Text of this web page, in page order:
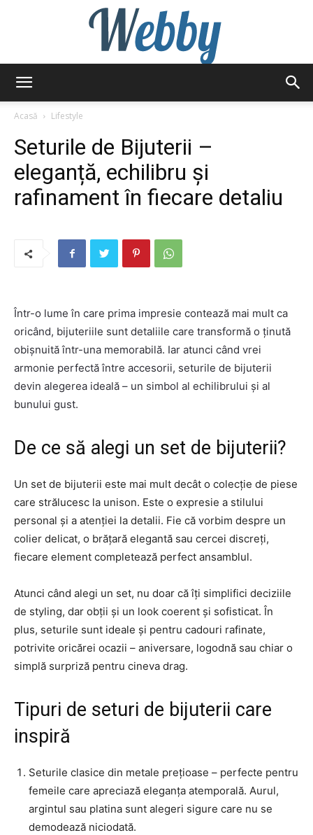
Acasă
Lifestyle
Seturile de Bijuterii –
eleganță, echilibru și
rafinament în fiecare detaliu
Într-o lume în care prima impresie contează mai mult ca
oricând, bijuteriile sunt detaliile care transformă o ținută
obișnuită într-una memorabilă. Iar atunci când vrei
armonie perfectă între accesorii, seturile de bijuterii
devin alegerea ideală – un simbol al echilibrului și al
bunului gust.
De ce să alegi un set de bijuterii?
Un set de bijuterii este mai mult decât o colecție de piese
care strălucesc la unison. Este o expresie a stilului
personal și a atenției la detalii. Fie că vorbim despre un
colier delicat, o brățară elegantă sau cercei discreți,
fiecare element completează perfect ansamblul.
Atunci când alegi un set, nu doar că îți simplifici deciziile
de styling, dar obții și un look coerent și sofisticat. În
plus, seturile sunt ideale și pentru cadouri rafinate,
potrivite oricărei ocazii – aniversare, logodnă sau chiar o
simplă surpriză pentru cineva drag.
Tipuri de seturi de bijuterii care
inspiră
Seturile clasice din metale prețioase – perfecte pentru
femeile care apreciază eleganța atemporală. Aurul,
argintul sau platina sunt alegeri sigure care nu se
demodează niciodată.